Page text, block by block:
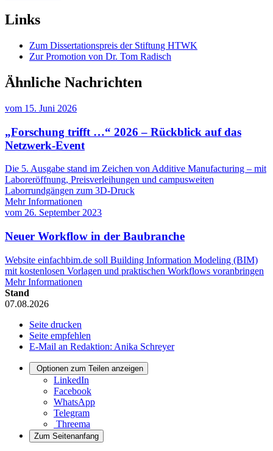
Links
Zum Dissertationspreis der Stiftung HTWK
Zur Promotion von Dr. Tom Radisch
Ähnliche Nachrichten
vom 15. Juni 2026
„Forschung trifft …“ 2026 – Rückblick auf das
Netzwerk-Event
Die 5. Ausgabe stand im Zeichen von Additive Manufacturing – mit
Laboreröffnung, Preisverleihungen und campusweiten
Laborrundgängen zum 3D-Druck
Mehr Informationen
vom 26. September 2023
Neuer Workflow in der Baubranche
Website einfachbim.de soll Building Information Modeling (BIM)
mit kostenlosen Vorlagen und praktischen Workflows voranbringen
Mehr Informationen
Stand
07.08.2026
Seite drucken
Seite empfehlen
E-Mail an Redaktion: Anika Schreyer
Optionen zum Teilen anzeigen
LinkedIn
Facebook
WhatsApp
Telegram
Threema
Zum Seitenanfang